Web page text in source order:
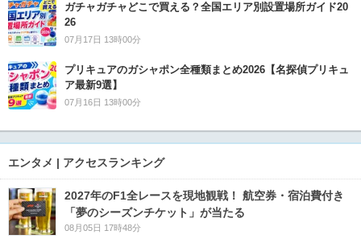
ガチャガチャどこで買える？全国エリア別設置場所ガイド20
26
07月17日 13時00分
プリキュアのガシャポン全種類まとめ2026【名探偵プリキュ
ア最新9選】
07月16日 13時00分
エンタメ | アクセスランキング
2027年のF1全レースを現地観戦！ 航空券・宿泊費付き
「夢のシーズンチケット」が当たる
08月05日 17時48分